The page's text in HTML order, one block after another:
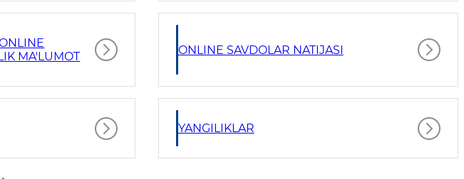
MA'LUMOT
ONLINE SAVDOLAR NATIJASI
YANGILIKLAR